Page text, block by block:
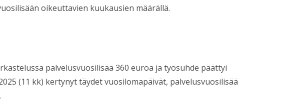
oikeuttavien kuukausien määrällä.
palvelusvuosilisää 360 euroa ja työsuhde päättyi
(11 kk) kertynyt täydet vuosilomapäivät, palvelusvuosilisää